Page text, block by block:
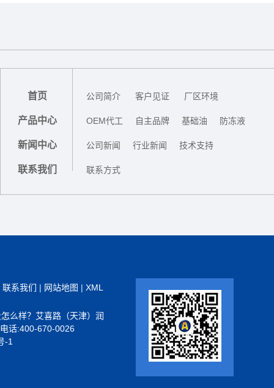
首页 公司简介 客户见证 厂区环境
产品中心 OEM代工 自主品牌 基础油 防冻液
新闻中心 公司新闻 行业新闻 技术支持
联系我们 联系方式
联系我们 | 网站地图 | XML
么样？艾喜路（天津）润
话:400-670-0026
-1